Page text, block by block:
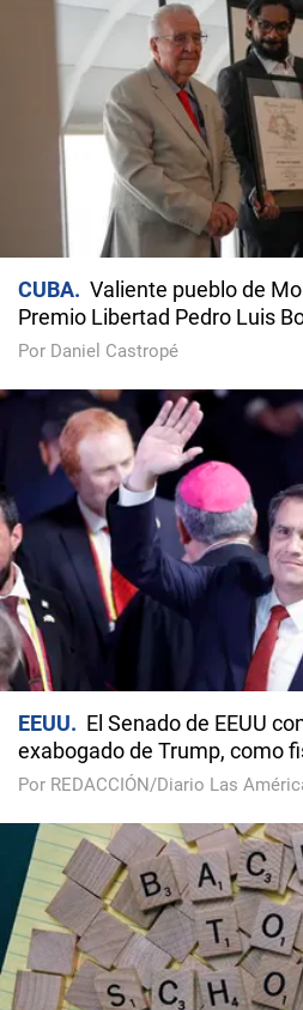
CUBA
Valiente pueblo de
Premio Libertad Pedro Luis
Por Daniel Castropé
EEUU
El Senado de EEUU
exabogado de Trump, como
Por REDACCIÓN/Diario Las